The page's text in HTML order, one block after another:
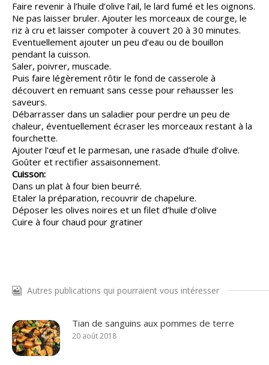
Faire revenir à l’huile d’olive l’ail, le lard fumé et les oignons.
Ne pas laisser bruler. Ajouter les morceaux de courge, le
riz à cru et laisser compoter à couvert 20 à 30 minutes.
Eventuellement ajouter un peu d’eau ou de bouillon
pendant la cuisson.
Saler, poivrer, muscade.
Puis faire légèrement rôtir le fond de casserole à
découvert en remuant sans cesse pour rehausser les
saveurs.
Débarrasser dans un saladier pour perdre un peu de
chaleur, éventuellement écraser les morceaux restant à la
fourchette.
Ajouter l’œuf et le parmesan, une rasade d’huile d’olive.
Goûter et rectifier assaisonnement.
Cuisson:
Dans un plat à four bien beurré.
Etaler la préparation, recouvrir de chapelure.
Déposer les olives noires et un filet d’huile d’olive
Cuire à four chaud pour gratiner
Autres publications qui pourraient vous intéresser
Tian de sanguins aux pommes de terre
20 août 2018